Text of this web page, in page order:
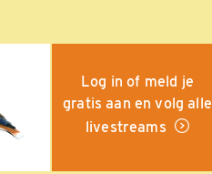
Log in of meld je
gratis aan en volg alle
livestreams